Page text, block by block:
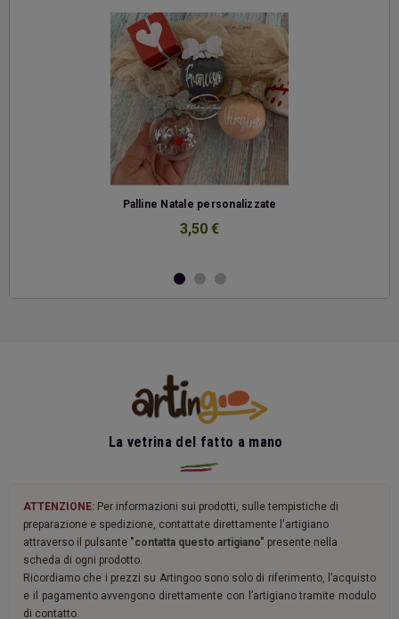
Palline Natale personalizzate
3,50 €
La vetrina del fatto a mano
ATTENZIONE: Per informazioni sui prodotti, sulle tempistiche di
preparazione e spedizione, contattate direttamente l'artigiano
attraverso il pulsante "contatta questo artigiano" presente nella
scheda di ogni prodotto.
Ricordiamo che i prezzi su Artingoo sono solo di riferimento, l’acquisto
e il pagamento avvengono direttamente con l’artigiano tramite modulo
di contatto.